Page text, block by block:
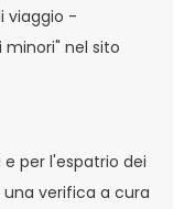
viaggio -
minori" nel sito
per l'espatrio dei
verifica a cura